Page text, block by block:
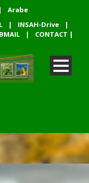
|
Arabe
| INSAH-Drive
|
| CONTACT |